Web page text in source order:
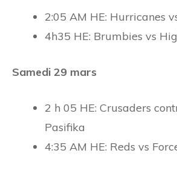
2:05 AM HE: Hurricanes
4h35 HE: Brumbies vs
Samedi 29 mars
2 h 05 HE: Crusaders
Pasifika
4:35 AM HE: Reds vs